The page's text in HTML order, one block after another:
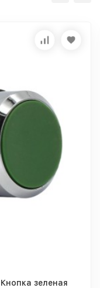
Кнопка зеленая